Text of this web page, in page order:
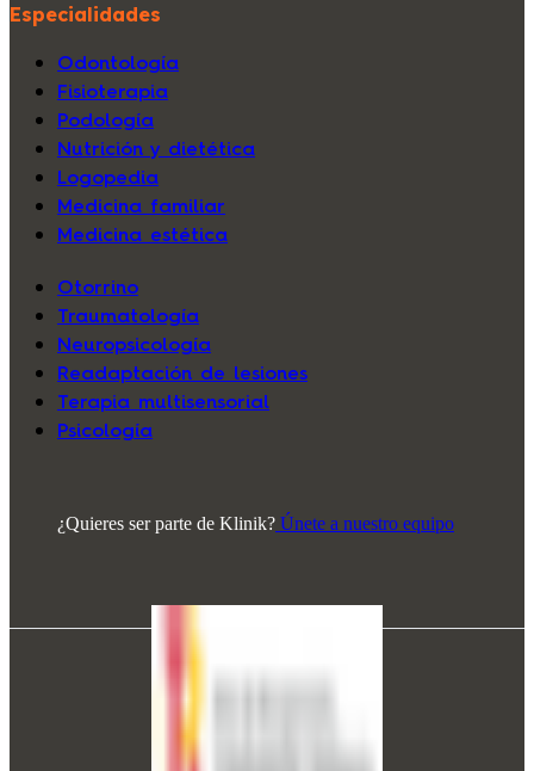
Especialidades
Odontología
Fisioterapia
Podología
Nutrición y dietética
Logopedia
Medicina familiar
Medicina estética
Otorrino
Traumatología
Neuropsicología
Readaptación de lesiones
Terapia multisensorial
Psicología
¿Quieres ser parte de Klinik? Únete a nuestro equipo